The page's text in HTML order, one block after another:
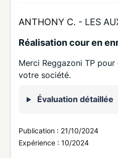
ANTHONY C. - LES
Réalisation cour en
Merci Reggazoni TP
votre société.
Évaluation détaillée
Publication : 21/10/2024
Expérience : 10/2024